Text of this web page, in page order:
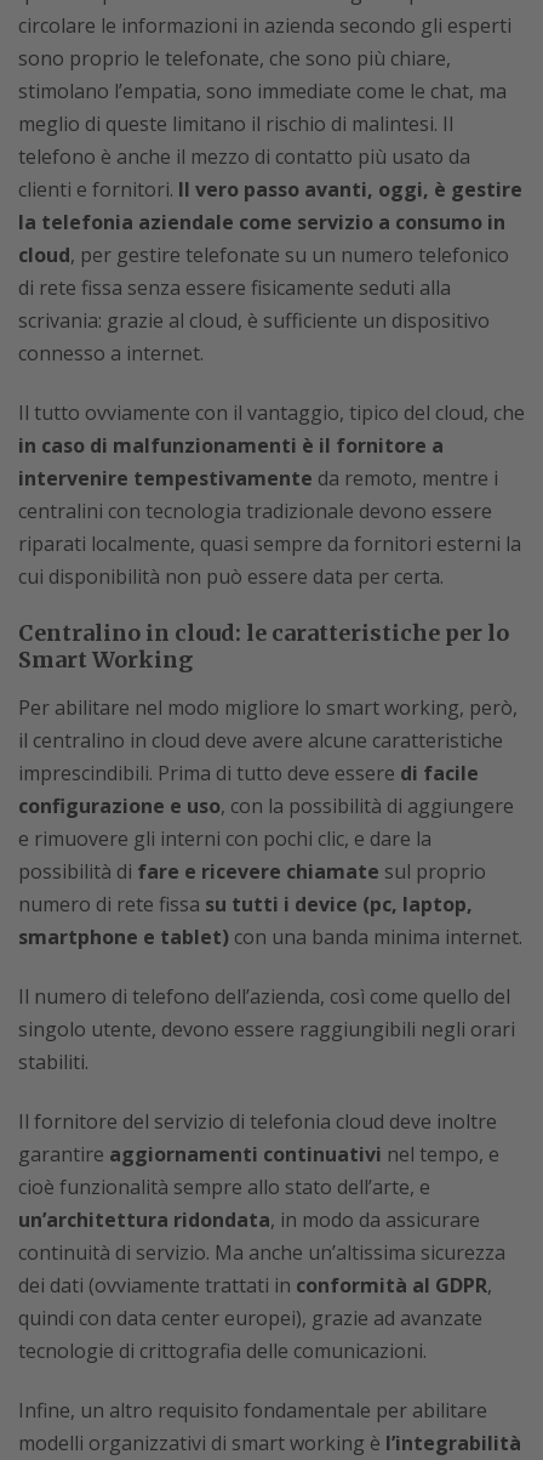
circolare le informazioni in azienda secondo gli esperti
sono proprio le telefonate, che sono più chiare,
stimolano l’empatia, sono immediate come le chat, ma
meglio di queste limitano il rischio di malintesi. Il
telefono è anche il mezzo di contatto più usato da
clienti e fornitori. Il vero passo avanti, oggi, è gestire
la telefonia aziendale come servizio a consumo in
cloud, per gestire telefonate su un numero telefonico
di rete fissa senza essere fisicamente seduti alla
scrivania: grazie al cloud, è sufficiente un dispositivo
connesso a internet.
Il tutto ovviamente con il vantaggio, tipico del cloud, che
in caso di malfunzionamenti è il fornitore a
intervenire tempestivamente da remoto, mentre i
centralini con tecnologia tradizionale devono essere
riparati localmente, quasi sempre da fornitori esterni la
cui disponibilità non può essere data per certa.
Centralino in cloud: le caratteristiche per lo
Smart Working
Per abilitare nel modo migliore lo smart working, però,
il centralino in cloud deve avere alcune caratteristiche
imprescindibili. Prima di tutto deve essere di facile
configurazione e uso, con la possibilità di aggiungere
e rimuovere gli interni con pochi clic, e dare la
possibilità di fare e ricevere chiamate sul proprio
numero di rete fissa su tutti i device (pc, laptop,
smartphone e tablet) con una banda minima internet.
Il numero di telefono dell’azienda, così come quello del
singolo utente, devono essere raggiungibili negli orari
stabiliti.
Il fornitore del servizio di telefonia cloud deve inoltre
garantire aggiornamenti continuativi nel tempo, e
cioè funzionalità sempre allo stato dell’arte, e
un’architettura ridondata, in modo da assicurare
continuità di servizio. Ma anche un’altissima sicurezza
dei dati (ovviamente trattati in conformità al GDPR,
quindi con data center europei), grazie ad avanzate
tecnologie di crittografia delle comunicazioni.
Infine, un altro requisito fondamentale per abilitare
modelli organizzativi di smart working è l’integrabilità